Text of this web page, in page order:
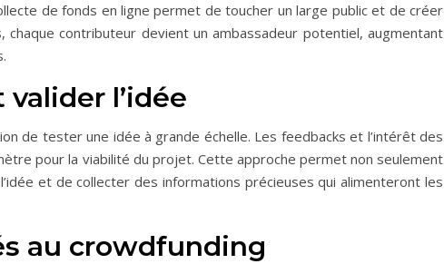
de fonds en ligne permet de toucher un large public et de créer
contributeur devient un ambassadeur potentiel, augmentant
l’idée
de tester une idée à grande échelle. Les feedbacks et l’intérêt des
pour la viabilité du projet. Cette approche permet non seulement
et de collecter des informations précieuses qui alimenteront les
au crowdfunding